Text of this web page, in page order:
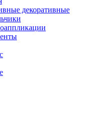
декоративные